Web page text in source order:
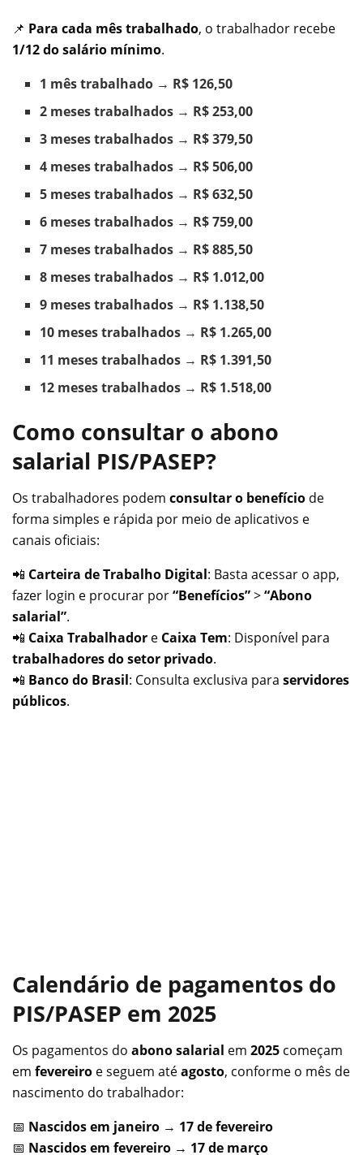
📌 Para cada mês trabalhado, o trabalhador recebe
1/12 do salário mínimo.
1 mês trabalhado → R$ 126,50
2 meses trabalhados → R$ 253,00
3 meses trabalhados → R$ 379,50
4 meses trabalhados → R$ 506,00
5 meses trabalhados → R$ 632,50
6 meses trabalhados → R$ 759,00
7 meses trabalhados → R$ 885,50
8 meses trabalhados → R$ 1.012,00
9 meses trabalhados → R$ 1.138,50
10 meses trabalhados → R$ 1.265,00
11 meses trabalhados → R$ 1.391,50
12 meses trabalhados → R$ 1.518,00
Como consultar o abono
salarial PIS/PASEP?
Os trabalhadores podem consultar o benefício de
forma simples e rápida por meio de aplicativos e
canais oficiais:
📲 Carteira de Trabalho Digital: Basta acessar o app,
fazer login e procurar por“Benefícios”>“Abono
salarial”.
📲 Caixa Trabalhador e Caixa Tem: Disponível para
trabalhadores do setor privado.
📲 Banco do Brasil: Consulta exclusiva para servidores
públicos.
Calendário de pagamentos do
PIS/PASEP em 2025
Os pagamentos do abono salarial em 2025 começam
em fevereiro e seguem atéagosto, conforme o mês de
nascimento do trabalhador:
📅 Nascidos em janeiro → 17 de fevereiro
📅 Nascidos em fevereiro → 17 de março